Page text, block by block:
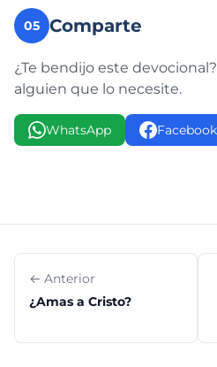
05 Comparte
¿Te bendijo este
alguien que lo necesite.
WhatsApp Facebook
← Anterior
¿Amas a Cristo?